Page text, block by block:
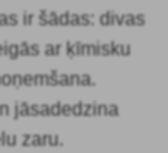
ir šādas: divas
ar ķīmisku
jāsadedzina
zaru.